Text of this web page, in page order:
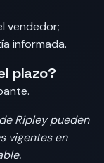
vendedor;
informada.
plazo?
Ripley pueden
vigentes en